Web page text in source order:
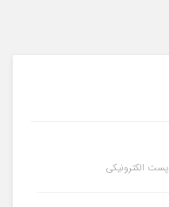
پست الکترونیکی